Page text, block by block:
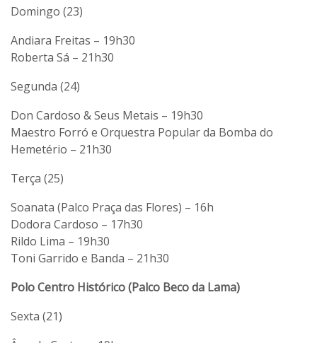
Domingo (23)
Andiara Freitas – 19h30
Roberta Sá – 21h30
Segunda (24)
Don Cardoso & Seus Metais – 19h30
Maestro Forró e Orquestra Popular da Bomba do
Hemetério – 21h30
Terça (25)
Soanata (Palco Praça das Flores) – 16h
Dodora Cardoso – 17h30
Rildo Lima – 19h30
Toni Garrido e Banda – 21h30
Polo Centro Histórico (Palco Beco da Lama)
Sexta (21)